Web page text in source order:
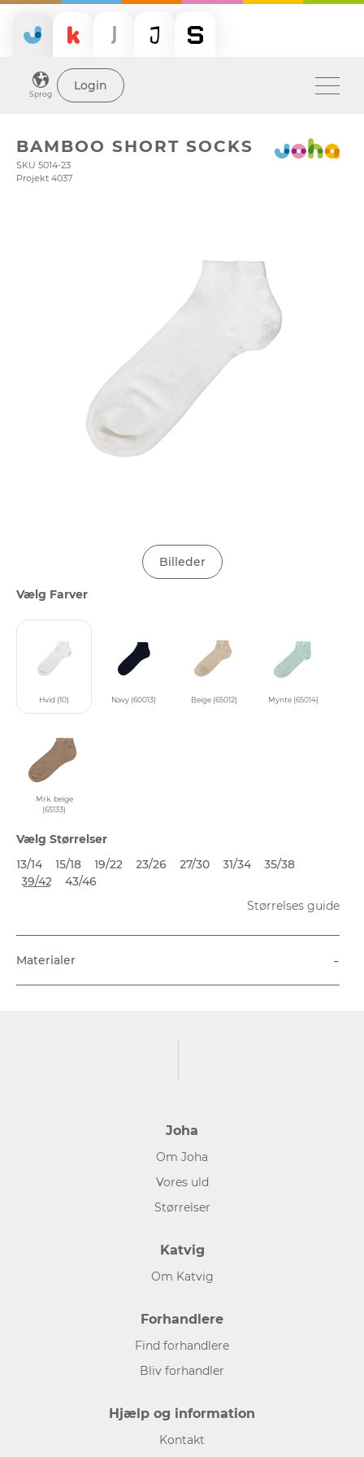
Sprog
Login
BAMBOO SHORT SOCKS
SKU 5014-23
Projekt 4037
Billeder
Vælg Farver
Hvid (10) Navy (60013) Beige (65012) Mynte (65014)
Mrk. beige
(65133)
Vælg Størrelser
13/14
15/18 19/22 23/26 27/30 31/34
35/38
39/42
43/46
Størrelses guide
Materialer -
Joha
Om Joha
Vores uld
Størrelser
Katvig
Om Katvig
Forhandlere
Find forhandlere
Bliv forhandler
Hjælp og information
Kontakt